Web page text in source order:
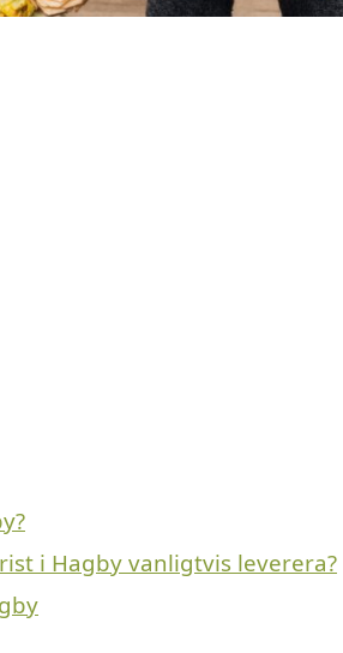
i Hagby vanligtvis leverera?